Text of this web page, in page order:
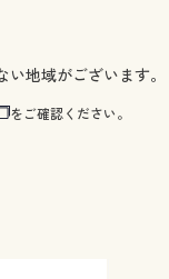
地域がございます。
をご確認ください。